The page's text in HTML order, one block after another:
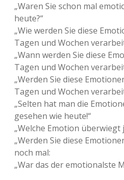
„Waren Sie schon mal
heute?“
„Wie werden Sie diese
Tagen und Wochen
„Wann werden Sie diese
Tagen und Wochen
„Werden Sie diese
Tagen und Wochen
„Selten hat man die
gesehen wie heute!“
„Welche Emotion überwiegt
„Werden Sie diese
noch mal:
„War das der emotionalste